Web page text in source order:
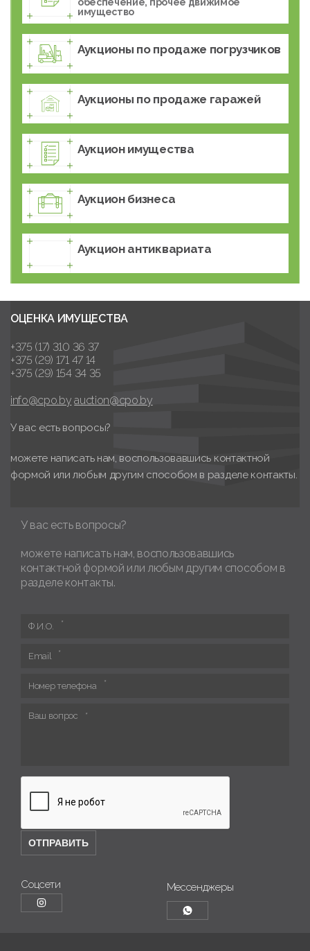
имущество
Аукционы по продаже погрузчиков
Аукционы по продаже гаражей
Аукцион имущества
Аукцион бизнеса
Аукцион антиквариата
ОЦЕНКА ИМУЩЕСТВА
+375 (17) 310 36 37
+375 (29) 171 47 14
+375 (29) 154 34 35
info@cpo.by auction@cpo.by
У вас есть вопросы?
можете написать нам, воспользовавшись контактной
формой или любым другим способом в разделе контакты.
У вас есть вопросы?
можете написать нам, воспользовавшись
контактной формой или любым другим способом в
разделе контакты.
Ф.И.О.
Email
Номер телефона
Ваш вопрос
Соцсети Мессенджеры